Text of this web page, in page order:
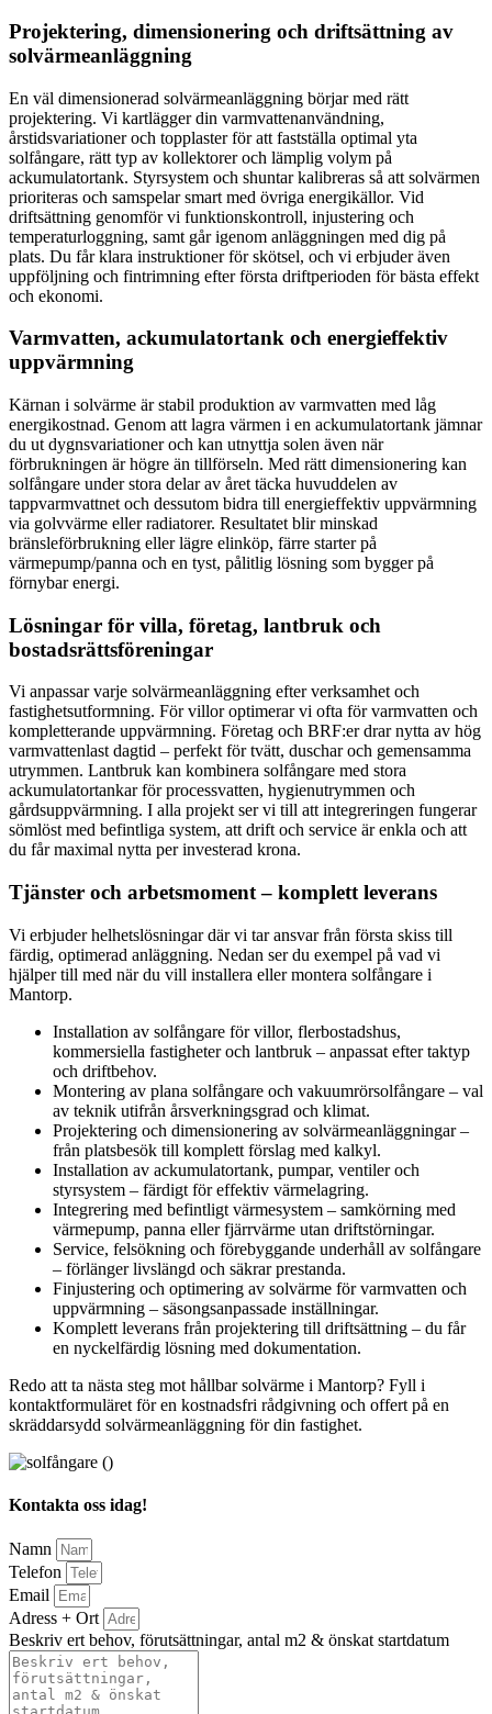
Projektering, dimensionering och driftsättning av
solvärmeanläggning
En väl dimensionerad solvärmeanläggning börjar med rätt
projektering. Vi kartlägger din varmvattenanvändning,
årstidsvariationer och topplaster för att fastställa optimal yta
solfångare, rätt typ av kollektorer och lämplig volym på
ackumulatortank. Styrsystem och shuntar kalibreras så att solvärmen
prioriteras och samspelar smart med övriga energikällor. Vid
driftsättning genomför vi funktionskontroll, injustering och
temperaturloggning, samt går igenom anläggningen med dig på
plats. Du får klara instruktioner för skötsel, och vi erbjuder även
uppföljning och fintrimning efter första driftperioden för bästa effekt
och ekonomi.
Varmvatten, ackumulatortank och energieffektiv
uppvärmning
Kärnan i solvärme är stabil produktion av varmvatten med låg
energikostnad. Genom att lagra värmen i en ackumulatortank jämnar
du ut dygnsvariationer och kan utnyttja solen även när
förbrukningen är högre än tillförseln. Med rätt dimensionering kan
solfångare under stora delar av året täcka huvuddelen av
tappvarmvattnet och dessutom bidra till energieffektiv uppvärmning
via golvvärme eller radiatorer. Resultatet blir minskad
bränsleförbrukning eller lägre elinköp, färre starter på
värmepump/panna och en tyst, pålitlig lösning som bygger på
förnybar energi.
Lösningar för villa, företag, lantbruk och
bostadsrättsföreningar
Vi anpassar varje solvärmeanläggning efter verksamhet och
fastighetsutformning. För villor optimerar vi ofta för varmvatten och
kompletterande uppvärmning. Företag och BRF:er drar nytta av hög
varmvattenlast dagtid – perfekt för tvätt, duschar och gemensamma
utrymmen. Lantbruk kan kombinera solfångare med stora
ackumulatortankar för processvatten, hygienutrymmen och
gårdsuppvärmning. I alla projekt ser vi till att integreringen fungerar
sömlöst med befintliga system, att drift och service är enkla och att
du får maximal nytta per investerad krona.
Tjänster och arbetsmoment – komplett leverans
Vi erbjuder helhetslösningar där vi tar ansvar från första skiss till
färdig, optimerad anläggning. Nedan ser du exempel på vad vi
hjälper till med när du vill installera eller montera solfångare i
Mantorp.
Installation av solfångare för villor, flerbostadshus,
kommersiella fastigheter och lantbruk – anpassat efter taktyp
och driftbehov.
Montering av plana solfångare och vakuumrörsolfångare – val
av teknik utifrån årsverkningsgrad och klimat.
Projektering och dimensionering av solvärmeanläggningar –
från platsbesök till komplett förslag med kalkyl.
Installation av ackumulatortank, pumpar, ventiler och
styrsystem – färdigt för effektiv värmelagring.
Integrering med befintligt värmesystem – samkörning med
värmepump, panna eller fjärrvärme utan driftstörningar.
Service, felsökning och förebyggande underhåll av solfångare
– förlänger livslängd och säkrar prestanda.
Finjustering och optimering av solvärme för varmvatten och
uppvärmning – säsongsanpassade inställningar.
Komplett leverans från projektering till driftsättning – du får
en nyckelfärdig lösning med dokumentation.
Redo att ta nästa steg mot hållbar solvärme i Mantorp? Fyll i
kontaktformuläret för en kostnadsfri rådgivning och offert på en
skräddarsydd solvärmeanläggning för din fastighet.
Kontakta oss idag!
Namn
Telefon
Email
Adress + Ort
Beskriv ert behov, förutsättningar, antal m2 & önskat startdatum